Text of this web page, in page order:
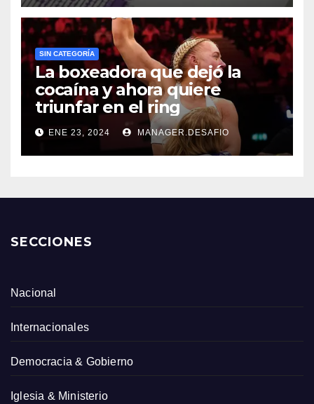
SIN CATEGORÍA
La boxeadora que dejó la
cocaína y ahora quiere
triunfar en el ring​
ENE 23, 2024 MANAGER.DESAFIO
SECCIONES
Nacional
Internacionales
Democracia & Gobierno
Iglesia & Ministerio